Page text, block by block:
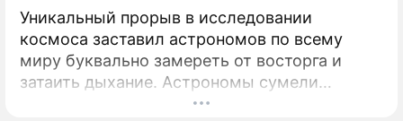
Уникальный прорыв в исследовании
космоса заставил астрономов по всему
миру буквально замереть от восторга и
затаить дыхание. Астрономы сумели
совершить невозможное и заглянуть в